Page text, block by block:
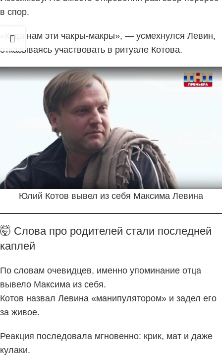
в спор.
«Куда нам эти чакры-макры», — усмехнулся Левин,
отказываясь участвовать в ритуале Котова.
Юлий Котов вывел из себя Максима Левина
🤯 Слова про родителей стали последней
каплей
По словам очевидцев, именно упоминание отца
вывело Максима из себя.
Котов назвал Левина «манипулятором» и задел его
за живое.
Реакция последовала мгновенно: крик, мат и даже
кулаки.